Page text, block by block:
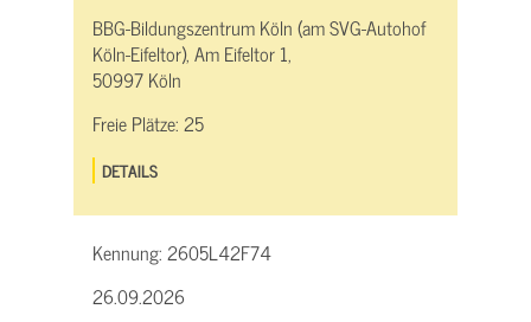
BBG-Bildungszentrum Köln (am SVG-Autohof
Köln-Eifeltor), Am Eifeltor 1,
50997 Köln
Freie Plätze:25
DETAILS
Kennung:2605L42F74
26.09.2026